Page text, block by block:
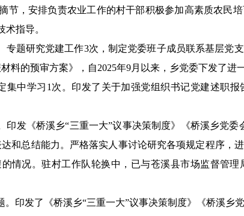
节，安排负责农业工作的村干部积极参加高素质农民
指导。
专题研究党建工作3次，制定党委班子成员联系基层党
料的预审方案》，自2025年9月以来，乡党委下发了进
集中学习1次。印发了关于加强党组织书记党建述职
印发《桥溪乡“三重一大”议事决策制度》《桥溪乡党
和总结能力。严格落实人事讨论研究各项规定程序，
情况。驻村工作队轮换中，已与苍溪县市场监督管
。印发了《桥溪乡“三重一大”议事决策制度》《桥溪